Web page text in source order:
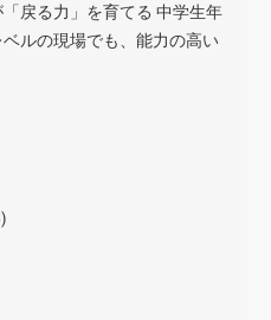
戻る力」を育てる 中学生年
ルの現場でも、能力の高い